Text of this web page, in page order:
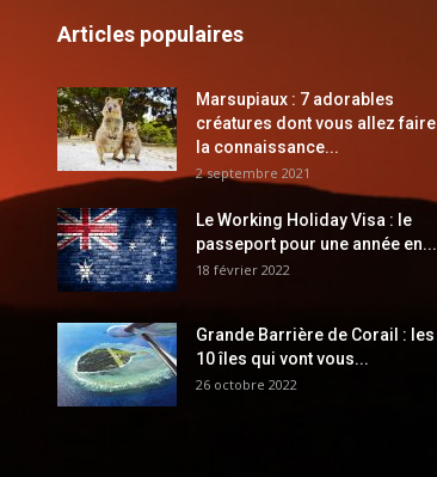
Articles populaires
Marsupiaux : 7 adorables
créatures dont vous allez faire
la connaissance...
2 septembre 2021
Le Working Holiday Visa : le
passeport pour une année en...
18 février 2022
Grande Barrière de Corail : les
10 îles qui vont vous...
26 octobre 2022